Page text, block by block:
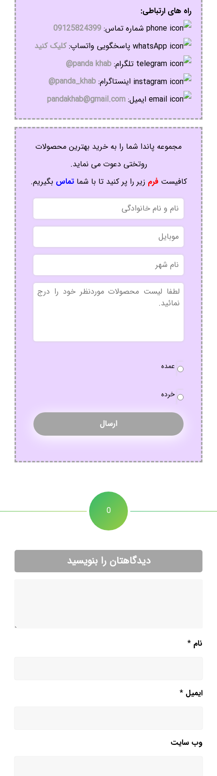
راه های ارتباطی:
شماره تماس: 09125824399
پاسخگویی واتساپ:کلیک کنید
تلگرام: panda khab@
اینستاگرام: panda_khab@
ایمیل: pandakhab@gmail.com
مجموعه پاندا شما را به خرید بهترین محصولات
روتختی دعوت می نماید.
کافیستفرم زیر را پر کنید تا با شماتماس بگیریم.
نام
و
نام
خانوادگی
موبایل
نام
شهر
بدون
عنوان
سفارش
عمده
خرده
0
دیدگاهتان را بنویسید
نام *
ایمیل *
وب‌ سایت